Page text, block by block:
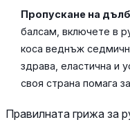
Пропускане на
балсам, включете в
коса веднъж
здрава, еластична и
своя страна помага
Правилната грижа за